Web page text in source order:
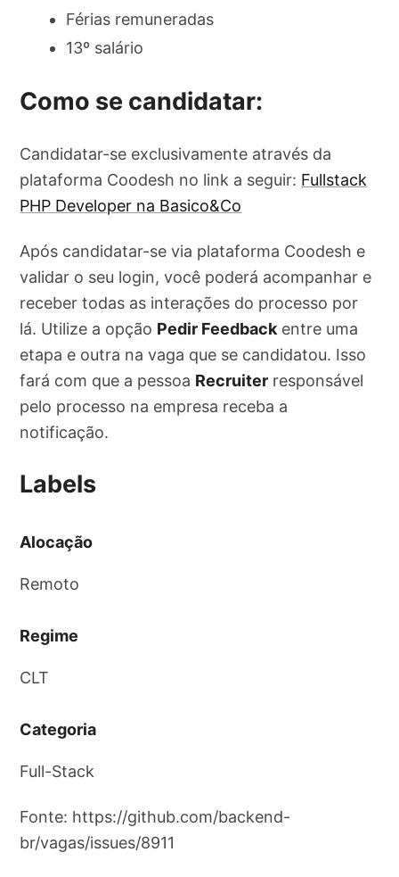
Férias remuneradas
13º salário
Como se candidatar:
Candidatar-se exclusivamente através da
plataforma Coodesh no link a seguir: Fullstack
PHP Developer na Basico&Co
Após candidatar-se via plataforma Coodesh e
validar o seu login, você poderá acompanhar e
receber todas as interações do processo por
lá. Utilize a opção Pedir Feedback entre uma
etapa e outra na vaga que se candidatou. Isso
fará com que a pessoa Recruiter responsável
pelo processo na empresa receba a
notificação.
Labels
Alocação
Remoto
Regime
CLT
Categoria
Full-Stack
Fonte: https://github.com/backend-
br/vagas/issues/8911